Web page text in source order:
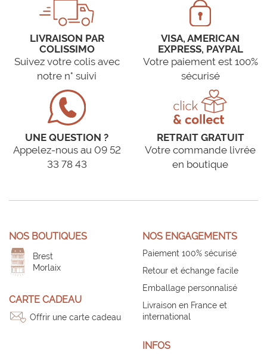
LIVRAISON PAR
COLISSIMO
Suivez votre colis avec
notre n° suivi
VISA, AMERICAN
EXPRESS, PAYPAL
Votre paiement est 100%
sécurisé
UNE QUESTION ?
Appelez-nous au 09 52
33 78 43
RETRAIT GRATUIT
Votre commande livrée
en boutique
NOS BOUTIQUES
Brest
Morlaix
CARTE CADEAU
Offrir une carte cadeau
NOS ENGAGEMENTS
Paiement 100% sécurisé
Retour et échange facile
Emballage personnalisé
Livraison en France et
international
INFOS